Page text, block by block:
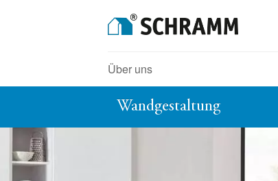
Über uns
Wandgestaltung